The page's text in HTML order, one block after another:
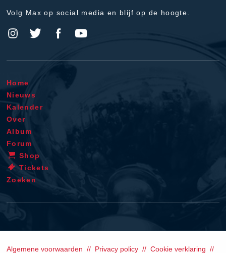
Volg Max op social media en blijf op de hoogte.
Home
Nieuws
Kalender
Over
Album
Forum
Shop
Tickets
Zoeken
Algemene voorwaarden Privacy policy Cookie verklaring